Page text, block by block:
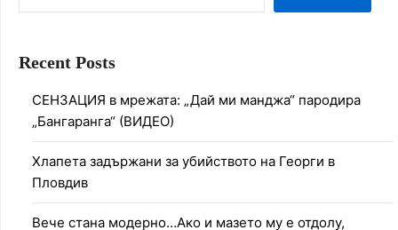
Recent Posts
СЕНЗАЦИЯ в мрежата: „Дай ми манджа“ пародира
„Бангаранга“ (ВИДЕО)
Хлапета задържани за убийството на Георги в
Пловдив
Вече стана модерно…Ако и мазето му е отдолу,